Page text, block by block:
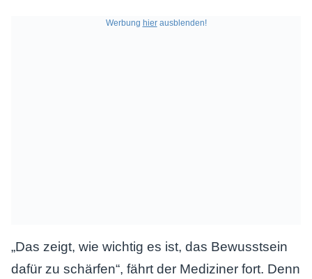
Werbung hierausblenden!
„Das zeigt, wie wichtig es ist, das Bewusstsein
dafür zu schärfen“, fährt der Mediziner fort. Denn